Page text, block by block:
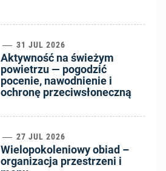
31 JUL 2026
Aktywność na świeżym
powietrzu — pogodzić
pocenie, nawodnienie i
ochronę przeciwsłoneczną
27 JUL 2026
Wielopokoleniowy obiad –
organizacja przestrzeni i